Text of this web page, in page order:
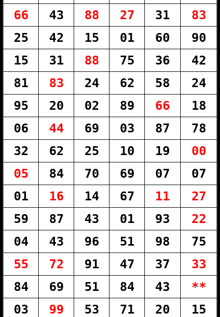
66
43 88 27 31
83
25
42 15 01 60
90
15
31 88 75 36
42
81
83 24 62 58
24
95
20 02 89 66
18
06
44 69 03 87
78
32
62 25 10 19
00
05
84 70 69 07
07
01
16 14 67 11
27
59
87 43 01 93
22
04
43 96 51 98
75
55
72 91 47 37
33
84
69 51 84 43
**
03
99 53 71 20
15